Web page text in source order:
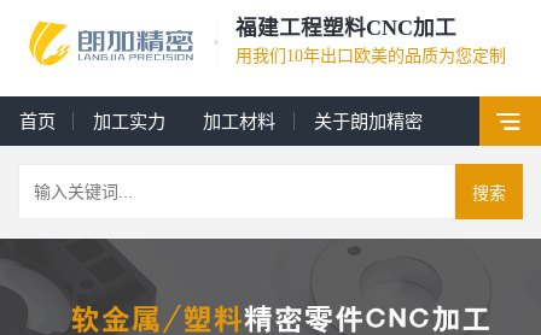
福建工程塑料CNC加工
用我们10年出口欧美的品质为您定制
首页 加工实力 加工材料 关于朗加精密
搜索